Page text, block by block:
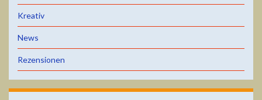
Kreativ
News
Rezensionen